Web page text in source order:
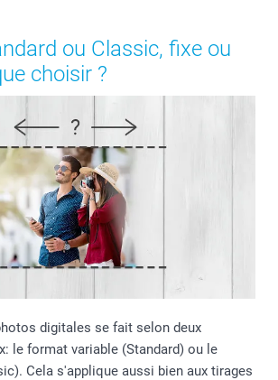
ou Classic, fixe ou
choisir ?
digitales se fait selon deux
le format variable (Standard) ou le
Cela s'applique aussi bien aux tirages